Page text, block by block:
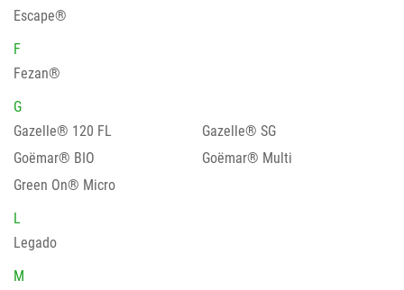
Escape®
F
Fezan®
G
Gazelle® 120 FL
Gazelle® SG
Goëmar® BIO
Goëmar® Multi
Green On® Micro
L
Legado
M